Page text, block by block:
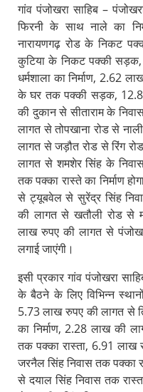
गांव पंजोखरा साहिब –
फिरनी के साथ नाले का
नारायणगढ़ रोड के निकट
कुटिया के निकट पक्की
धर्मशाला का निर्माण, 2.62
के घर तक पक्की सड़क,
की दुकान से सीताराम के
लागत से तोपखाना रोड से
लागत से जड़ौत रोड से रिंग
लागत से शमशेर सिंह के
तक पक्का रास्ते का निर्माण
से ट्यूबवेल से सुरेंद्र सिंह
की लागत से खतौली रोड से
लाख रुपए की लागत से
लगाई जाएंगी।
इसी प्रकार गांव पंजोखरा
के बैठने के लिए विभिन्न
5.73 लाख रुपए की लागत से
का निर्माण, 2.28 लाख की
तक पक्का रास्ता, 6.91 लाख
जरनैल सिंह निवास तक पक्का
से दयाल सिंह निवास तक